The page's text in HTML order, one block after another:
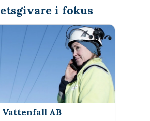
en kommun där entreprenörsanda och
gemenskap och framåtblickande anda.
väntar en dynamisk arbetsmarknad med
som söker nya utmaningar eller vill ta
hitta lediga jobb i Gnosjö handlar inte
i fokus
Vattenfall AB